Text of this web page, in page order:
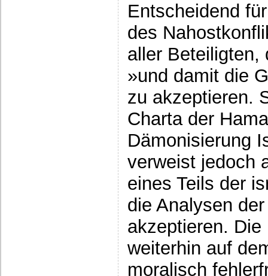
Entscheidend
des
aller Beteiligten,
»und damit die
zu akzeptieren.
Charta der
Dämonisierung
verweist jedoch
eines Teils der
die Analysen
akzeptieren.
weiterhin auf
moralisch